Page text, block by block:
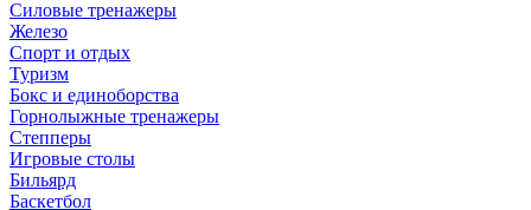
Силовые тренажеры
Железо
Спорт и отдых
Туризм
Бокс и единоборства
Горнолыжные тренажеры
Степперы
Игровые столы
Бильярд
Баскетбол